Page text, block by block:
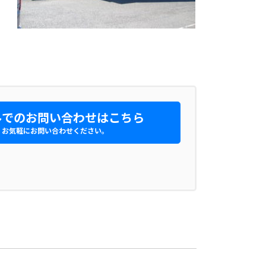
のお問い合わせはこちら
お気軽にお問い合わせください。